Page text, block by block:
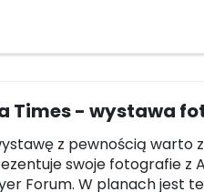
Times - wystawa
z pewnością warto
swoje fotografie z
Forum. W planach jest